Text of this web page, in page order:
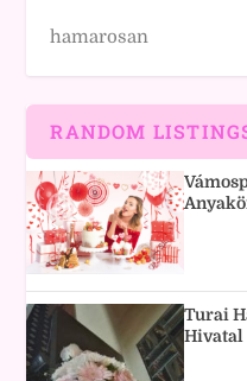
hamarosan
RANDOM
Turai
Hivatal